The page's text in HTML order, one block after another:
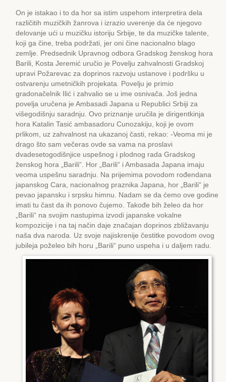
On je istakao i to da hor sa istim uspehom interpretira dela
različitih muzičkih žanrova i izrazio uverenje da će njegovo
delovanje ući u muzičku istoriju Srbije, te da muzičke talente,
koji ga čine, treba podržati, jer oni čine nacionalno blago
zemlje. Predsednik Upravnog odbora Gradskog ženskog hora
Barili, Kosta Jeremić uručio je Povelju zahvalnosti Gradskoj
upravi Požarevac za doprinos razvoju ustanove i podršku u
ostvarenju umetničkih projekata. Povelju je primio
gradonačelnik Ilić i zahvalio se u ime osnivača. Još jedna
povelja uručena je Ambasadi Japana u Republici Srbiji za
višegodišnju saradnju. Ovo priznanje uručila je dirigentkinja
hora Katalin Tasić ambasadoru Cunozakiju, koji je ovom
prlikom, uz zahvalnost na ukazanoj časti, rekao: -Veoma mi je
drago što sam večeras ovde sa vama na proslavi
dvadesetogodišnjice uspešnog i plodnog rada Gradskog
ženskog hora „Barili“. Hor „Barili“ i Ambasada Japana imaju
veoma uspešnu saradnju. Na prijemima povodom rođendana
japanskog Cara, nacionalnog praznika Japana, hor „Barili“ je
pevao japansku i srpsku himnu. Nadam se da ćemo ove godine
imati tu čast da ih ponovo čujemo. Takođe bih želeo da hor
„Barili“ na svojim nastupima izvodi japanske vokalne
kompozicije i na taj način daje značajan doprinos zbližavanju
naša dva naroda. Uz svoje najiskrenije čestitke povodom ovog
jubileja poželeo bih horu „Barili“ puno uspeha i u daljem radu.